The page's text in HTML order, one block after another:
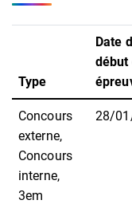
Type
Date
début
Concours
externe,
Concours
interne,
3em
28/